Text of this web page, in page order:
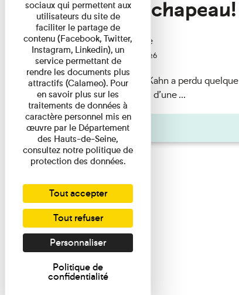
perdu son chapeau!
Exposition permanente
Du 15/08/2026 au 15/08/2026
Il semblerait qu’Albert Kahn a perdu quelque
chose... Accompagnés d’une ...
Agenda
sociaux qui permettent aux
utilisateurs du site de
faciliter le partage de
contenu (Facebook, Twitter,
Instagram, Linkedin), un
service permettant de
rendre les documents plus
attractifs (Calameo). Pour
en savoir plus sur les
traitements de données à
caractère personnel mis en
œuvre par le Département
des Hauts-de-Seine,
consultez notre politique de
protection des données.
Tout accepter
Tout refuser
Personnaliser
Politique de
confidentialité